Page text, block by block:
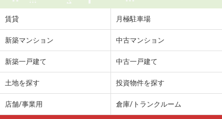
賃貸 月極駐車場
新築マンション 中古マンション
新築一戸建て 中古一戸建て
土地を探す 投資物件を探す
店舗/事業用 倉庫/トランクルーム